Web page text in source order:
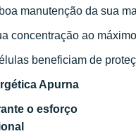
manutenção da sua
concentração ao
beneficiam de
Apurna
o esforço